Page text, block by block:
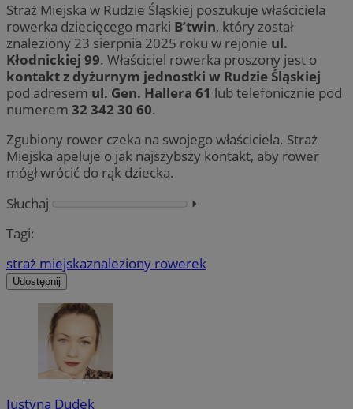
Straż Miejska w Rudzie Śląskiej poszukuje właściciela
rowerka dziecięcego marki B’twin, który został
znaleziony 23 sierpnia 2025 roku w rejonie ul.
Kłodnickiej 99. Właściciel rowerka proszony jest o
kontakt z dyżurnym jednostki w Rudzie Śląskiej
pod adresem ul. Gen. Hallera 61 lub telefonicznie pod
numerem 32 342 30 60.
Zgubiony rower czeka na swojego właściciela. Straż
Miejska apeluje o jak najszybszy kontakt, aby rower
mógł wrócić do rąk dziecka.
Słuchaj
⏵︎
Tagi:
straż miejskaznaleziony rowerek
Udostępnij
Justyna Dudek